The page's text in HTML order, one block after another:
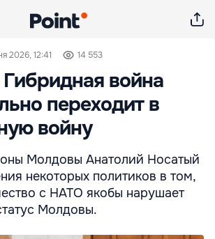
2026, 12:41 14 553
война
переходит в
войну
Молдовы Анатолий Носатый
некоторых политиков в том,
с НАТО якобы нарушает
Молдовы.